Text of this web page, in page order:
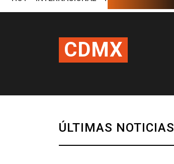
CDMX
ÚLTIMAS NOTICIAS